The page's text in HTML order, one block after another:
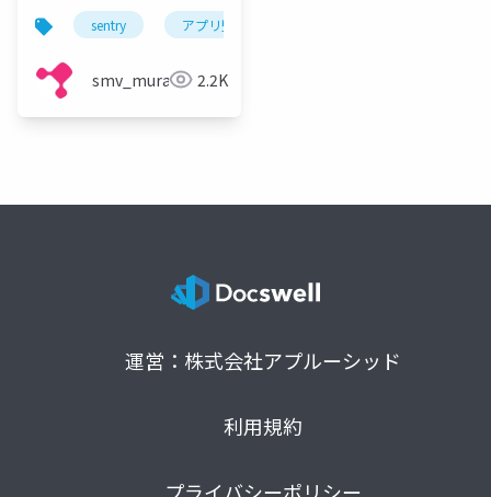
sentry アプリ監視
smv_murakami2.2K
運営：株式会社アプルーシッド
利用規約
プライバシーポリシー